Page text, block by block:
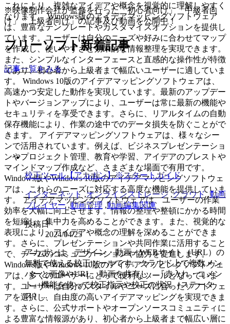
これにより、複雑なアイデアや概念を視覚的に理解しやすく
なります。 Windows版のアイデアマッピングソフトウェア
は、豊富なテンプレートやカスタマイズオプションを提供し
ています。ユーザーは自分のニーズや好みに合わせてマップ
を作成し、使いやすさと効果的な情報整理を実現できます。
また、シンプルなインターフェースと直感的な操作性が特徴
であり、初心者から上級者まで幅広いユーザーに適していま
す。 Windows 10版のアイデアマッピングソフトウェアは、
高速かつ安定した動作を実現しています。最新のアップデー
トやバージョンアップにより、ユーザーは常に最新の機能や
セキュリティを享受できます。さらに、リアルタイムの自動
保存機能により、作業の途中でのデータ損失を防ぐことがで
きます。 アイデアマッピングソフトウェアは、様々なシー
ンで活用されています。例えば、ビジネスプレゼンテーショ
ンやプロジェクト管理、教育や学習、アイデアのブレストや
マインドマップ作成など、さまざまな場面で有用です。
Windows版やWindows 10版のアイデアマッピングソフトウェ
アは、これらのニーズに対応する高度な機能を提供していま
す。 アイデアマッピングソフトウェアは、ユーザーの作業
効率を大幅に向上させます。情報の整理や整頓にかかる時間
を短縮し、集中力を高めることができます。また、視覚的な
表現により、アイデアや概念の理解を深めることができま
す。さらに、プレゼンテーションや共同作業に活用すること
で、チームのコミュニケーションや協力を促進します。
Windows版やWindows 10版のアイデアマッピングソフトウェ
アは、多くのユーザーにとって便利なツールとなっていま
す。ユーザーは自分のスタイルやニーズに合ったソフトウェ
アを選択し、自由度の高いアイデアマッピングを実現できま
す。さらに、公式サポートやオープンソースコミュニティに
よる豊富な情報源があり、初心者から上級者まで幅広い層に
※映像制作会社が監修を行った「初心者向け」「中級者向
け」「上級者向け」の記事及び動画を公開中！
フリーソフト新着記事
記事一覧をみる
校正ツール【アカポン】※スタートガイド
インターネット ,オンラインストレージ ,クラウド,動画
プレイヤー,動画管理 ,動画編集関連
投稿日
2024/04/25
アカポンは、デザイン・動画・WEBサイト（URL）の
無料で使える校正ツールです。クラウド上で複数メン
バーと画像やURL、動画を共有し、『赤入れ・コメン
ト』機能を使って校正指示や校正の状況（ステータ
ス）...